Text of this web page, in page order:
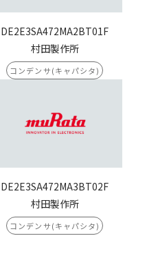
DE2E3SA472MA2BT01F
村田製作所
コンデンサ(キャパシタ)
DE2E3SA472MA3BT02F
村田製作所
コンデンサ(キャパシタ)